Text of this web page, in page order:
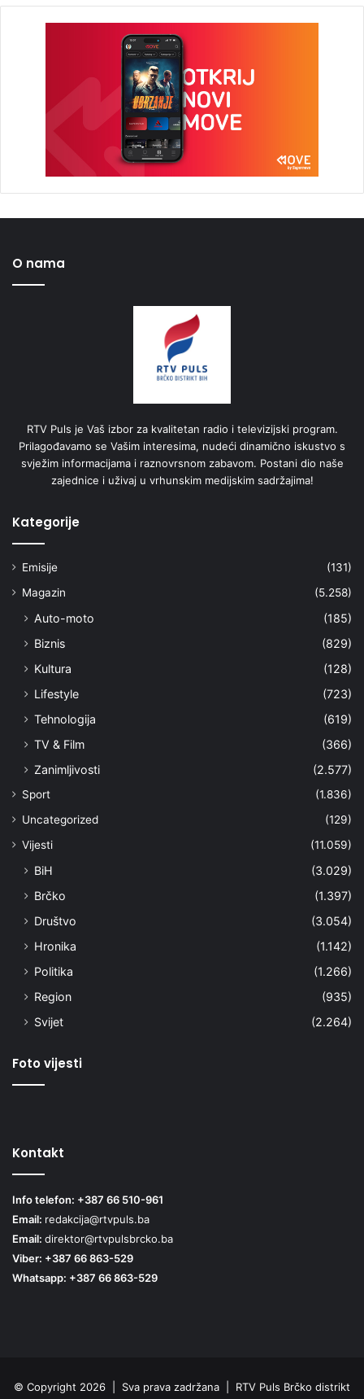
O nama
RTV Puls je Vaš izbor za kvalitetan radio i televizijski program.
Prilagođavamo se Vašim interesima, nudeći dinamično iskustvo s
svježim informacijama i raznovrsnom zabavom. Postani dio naše
zajednice i uživaj u vrhunskim medijskim sadržajima!
Kategorije
Emisije
(131)
Magazin
(5.258)
Auto-moto
(185)
Biznis
(829)
Kultura
(128)
Lifestyle
(723)
Tehnologija
(619)
TV & Film
(366)
Zanimljivosti
(2.577)
Sport
(1.836)
Uncategorized
(129)
Vijesti
(11.059)
BiH
(3.029)
Brčko
(1.397)
Društvo
(3.054)
Hronika
(1.142)
Politika
(1.266)
Region
(935)
Svijet
(2.264)
Foto vijesti
Kontakt
Info telefon: +387 66 510-961
Email: redakcija@rtvpuls.ba
Email: direktor@rtvpulsbrcko.ba
Viber: +387 66 863-529
Whatsapp: +387 66 863-529
© Copyright 2026 | Sva prava zadržana | RTV Puls Brčko distrikt